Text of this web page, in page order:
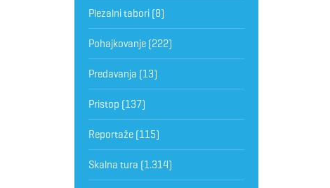
Plezalni tabori(8)
Pohajkovanje(222)
Predavanja (13)
Pristop (137)
Reportaže(115)
Skalna tura (1.314)